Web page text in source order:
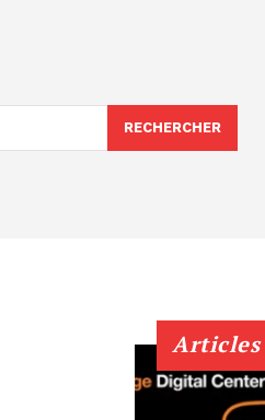
RECHERCHER
Articles